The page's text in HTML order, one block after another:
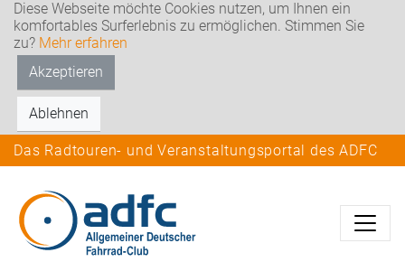
Diese Webseite möchte Cookies nutzen, um Ihnen ein
komfortables Surferlebnis zu ermöglichen. Stimmen Sie
zu? Mehr erfahren
Akzeptieren
Ablehnen
Das Radtouren- und Veranstaltungsportal des ADFC